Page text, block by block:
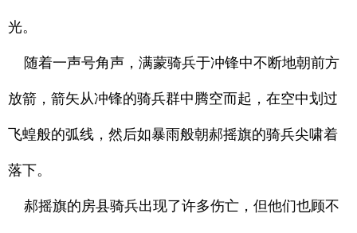
光。
随着一声号角声，满蒙骑兵于冲锋中不断地朝前方
放箭，箭矢从冲锋的骑兵群中腾空而起，在空中划过
飞蝗般的弧线，然后如暴雨般朝郝摇旗的骑兵尖啸着
落下。
郝摇旗的房县骑兵出现了许多伤亡，但他们也顾不